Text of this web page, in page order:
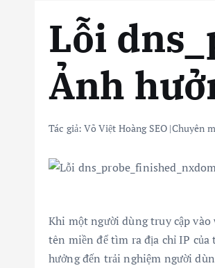
Lỗi
Ảnh
Tác giả:Võ Việt Hoàng SEO |Chuyên
Khi một người dùng truy cập
tên miền để tìm ra địa chỉ IP của
hưởng đến trải nghiệm người